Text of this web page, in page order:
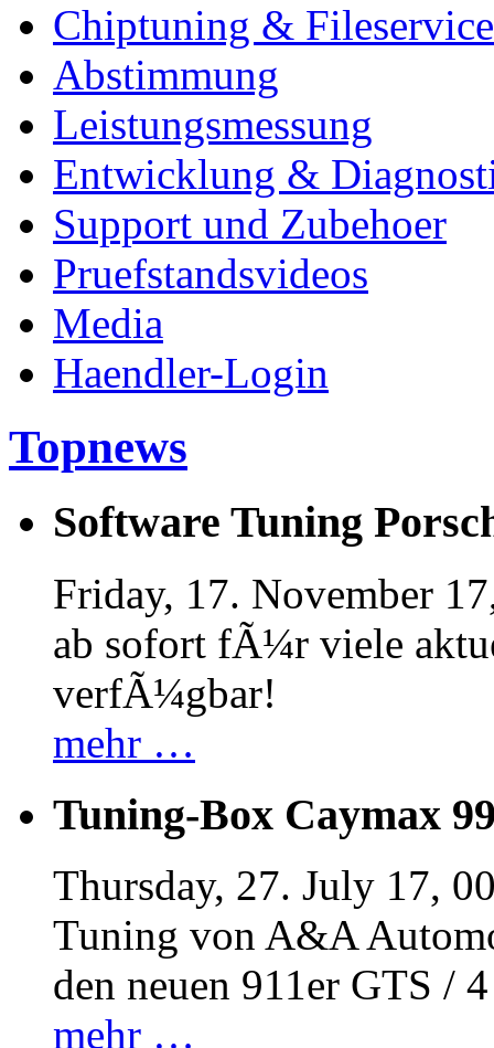
Chiptuning & Fileservice
Abstimmung
Leistungsmessung
Entwicklung &
Support und Zubehoer
Pruefstandsvideos
Media
Haendler-Login
Topnews
Software Tuning
Friday, 17. November
ab sofort fÃ¼r viele
verfÃ¼gbar!
mehr …
Tuning-Box Caymax
Thursday, 27. July 17,
Tuning von A&A
den neuen 911er GTS /
mehr …